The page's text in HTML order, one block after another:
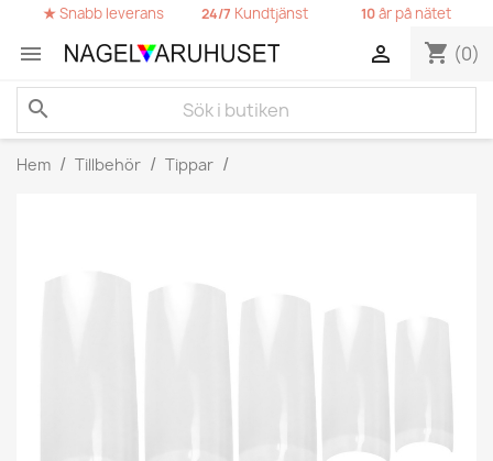
★Snabb leverans 24/7 Kundtjänst 10år på nätet
 shopping_cart (0)

search
Hem Tillbehör Tippar